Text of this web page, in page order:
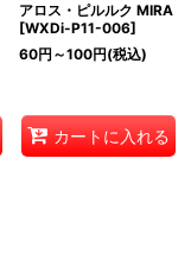
アロス・ピルルク MIRA
[WXDi-P11-006]
60円 ～100円(税込)
カートに入れる